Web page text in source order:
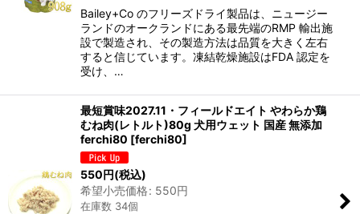
Bailey+Co のフリーズドライ製品は、ニュージー
ランドのオークランドにある最先端のRMP 輸出施
設で製造され、その製造方法は品質を大きく左右
すると信じています。凍結乾燥施設はFDA 認定を
受け、…
最短賞味2027.11・フィールドエイト やわらか鶏
むね肉(レトルト)80g 犬用ウェット 国産 無添加
ferchi80 [ferchi80]
550円(税込)
希望小売価格: 550円
在庫数 34個